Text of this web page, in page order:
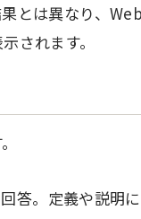
とは異なり、
されます。
。定義や説明に